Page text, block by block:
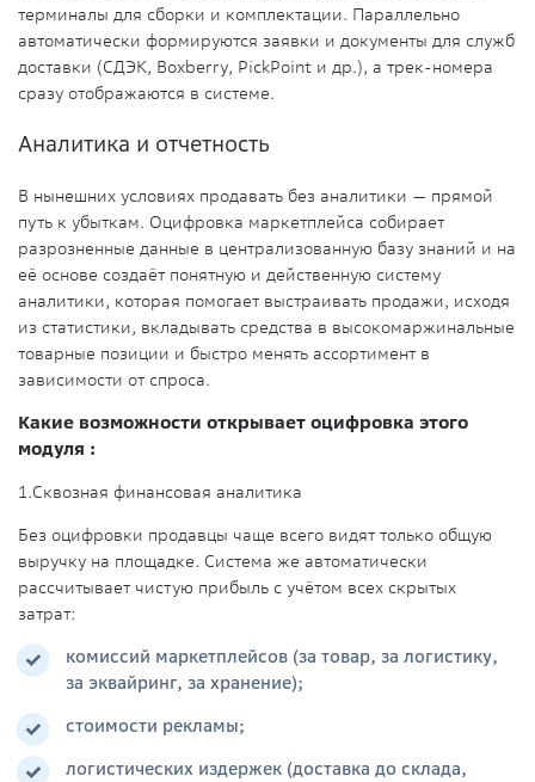
терминалы для сборки и комплектации. Параллельно
автоматически формируются заявки и документы для служб
доставки (СДЭК, Boxberry, PickPoint и др.), а трек-номера
сразу отображаются в системе.
Аналитика и отчетность
В нынешних условиях продавать без аналитики — прямой
путь к убыткам. Оцифровка маркетплейса собирает
разрозненные данные в централизованную базу знаний и на
её основе создаёт понятную и действенную систему
аналитики, которая помогает выстраивать продажи, исходя
из статистики, вкладывать средства в высокомаржинальные
товарные позиции и быстро менять ассортимент в
зависимости от спроса.
Какие возможности открывает оцифровка этого
модуля :
1.Сквозная финансовая аналитика
Без оцифровки продавцы чаще всего видят только общую
выручку на площадке. Система же автоматически
рассчитывает чистую прибыль с учётом всех скрытых
затрат:
комиссий маркетплейсов (за товар, за логистику,
за эквайринг, за хранение);
стоимости рекламы;
логистических издержек (доставка до склада,